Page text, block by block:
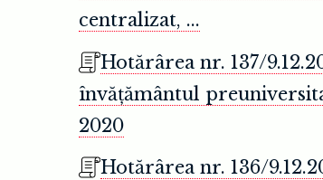
centralizat, ...
Hotărârea nr. 137/
învățământul
2020
Hotărârea nr. 136/